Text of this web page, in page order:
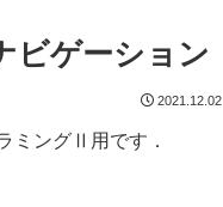
ビゲーション
2021.12.02
ミングⅡ用です．